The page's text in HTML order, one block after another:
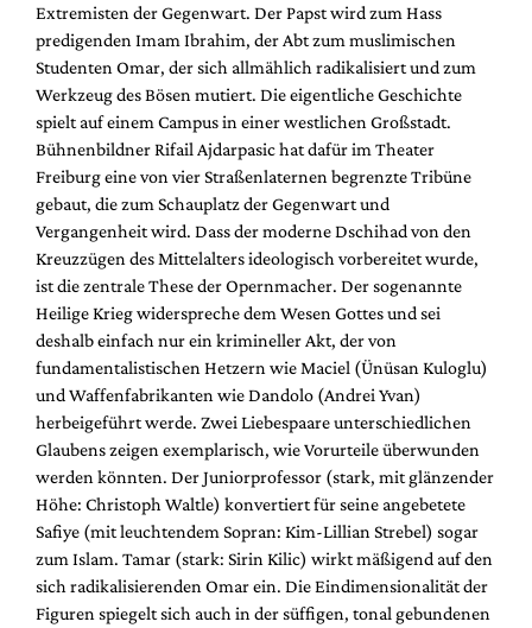
Extremisten der Gegenwart. Der Papst wird zum Hass
predigenden Imam Ibrahim, der Abt zum muslimischen
Studenten Omar, der sich allmählich radikalisiert und zum
Werkzeug des Bösen mutiert. Die eigentliche Geschichte
spielt auf einem Campus in einer westlichen Großstadt.
Bühnenbildner Rifail Ajdarpasic hat dafür im Theater
Freiburg eine von vier Straßenlaternen begrenzte Tribüne
gebaut, die zum Schauplatz der Gegenwart und
Vergangenheit wird. Dass der moderne Dschihad von den
Kreuzzügen des Mittelalters ideologisch vorbereitet wurde,
ist die zentrale These der Opernmacher. Der sogenannte
Heilige Krieg widerspreche dem Wesen Gottes und sei
deshalb einfach nur ein krimineller Akt, der von
fundamentalistischen Hetzern wie Maciel (Ünüsan Kuloglu)
und Waffenfabrikanten wie Dandolo (Andrei Yvan)
herbeigeführt werde. Zwei Liebespaare unterschiedlichen
Glaubens zeigen exemplarisch, wie Vorurteile überwunden
werden könnten. Der Juniorprofessor (stark, mit glänzender
Höhe: Christoph Waltle) konvertiert für seine angebetete
Safiye (mit leuchtendem Sopran: Kim-Lillian Strebel) sogar
zum Islam. Tamar (stark: Sirin Kilic) wirkt mäßigend auf den
sich radikalisierenden Omar ein. Die Eindimensionalität der
Figuren spiegelt sich auch in der süffigen, tonal gebundenen